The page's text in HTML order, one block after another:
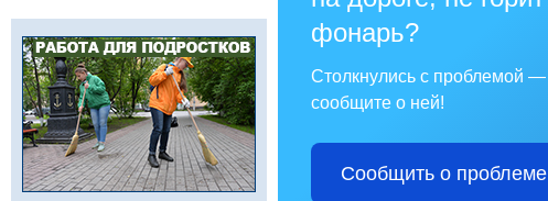
фонарь?
Столкнулись с проблемой —
сообщите о ней!
Сообщить о проблеме